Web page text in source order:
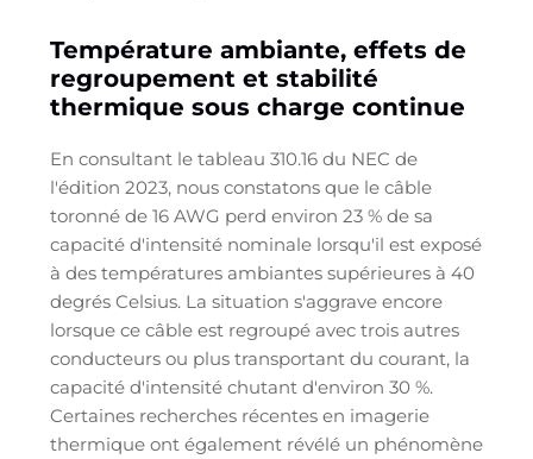
Température ambiante, effets de
regroupement et stabilité
thermique sous charge continue
En consultant le tableau 310.16 du NEC de
l'édition 2023, nous constatons que le câble
toronné de 16 AWG perd environ 23 % de sa
capacité d'intensité nominale lorsqu'il est exposé
à des températures ambiantes supérieures à 40
degrés Celsius. La situation s'aggrave encore
lorsque ce câble est regroupé avec trois autres
conducteurs ou plus transportant du courant, la
capacité d'intensité chutant d'environ 30 %.
Certaines recherches récentes en imagerie
thermique ont également révélé un phénomène